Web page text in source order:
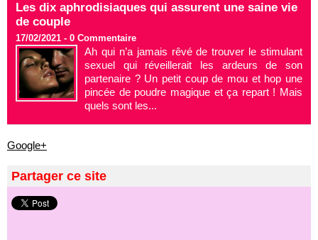
Les dix aphrodisiaques qui assurent une saine vie
de couple
17/02/2021 - 0 Commentaire
Ah qui n’a jamais rêvé de trouver le stimulant
sexuel qui réveillerait les ardeurs de son
partenaire ? Un petit coup de mou et hop une
pincée de poudre magique et ça repart ! Mais
quels sont les...
Google+
Partager ce site